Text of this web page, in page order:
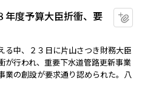
度予算大臣折衝、要
中、２３日に片山さつき財務大臣
が行われ、重要下水道管路更新事業
業の創設が要求通り認められた。八